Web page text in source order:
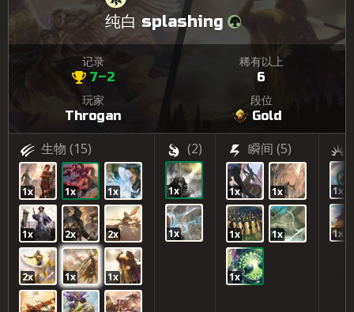
纯白 splashing
记录
7–2
稀有以上
6
玩家
Throgan
段位
Gold
生物 (15)
1x 1x 1x
1x 2x 2x
2x 1x 1x
(2)
1x
1x
瞬间 (5)
1x 1x
1x 1x
1x
1x
1x